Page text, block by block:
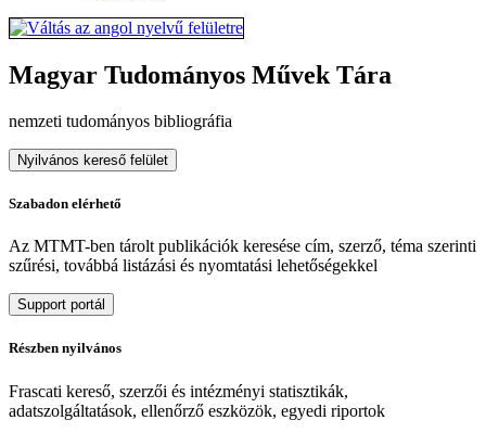
Magyar Tudományos Művek Tára
nemzeti tudományos bibliográfia
Nyilvános kereső felület
Szabadon elérhető
Az MTMT-ben tárolt publikációk keresése cím, szerző, téma szerinti
szűrési, továbbá listázási és nyomtatási lehetőségekkel
Support portál
Részben nyilvános
Frascati kereső, szerzői és intézményi statisztikák,
adatszolgáltatások, ellenőrző eszközök, egyedi riportok